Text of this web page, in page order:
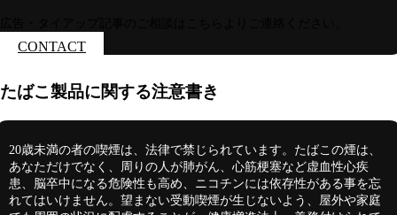
CONTACT
たばこ製品に関する注意書き
20歳未満の者の喫煙は、法律で禁じられています。たばこの煙は、
あなただけでなく、周りの人が肺がん、心筋梗塞など虚血性心疾
患、脳卒中になる危険性も高め、ニコチンには依存性がある事を忘
れてはいけません。望まない受動喫煙が生じないよう、屋外や家庭